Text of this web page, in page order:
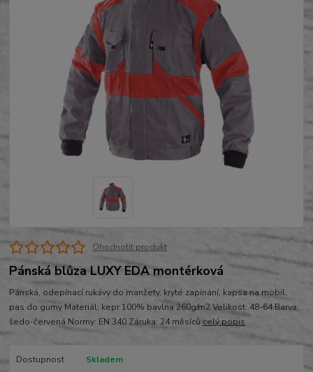
Ohodnotit produkt
Pánská blůza LUXY EDA montérková
Pánská, odepínací rukávy do manžety, kryté zapínání, kapsa na mobil,
pas do gumy Materiál: kepr 100% bavlna 260g/m2 Velikost: 48-64 Barva:
šedo-červená Normy: EN 340 Záruka: 24 měsíců celý popis
Dostupnost
Skladem